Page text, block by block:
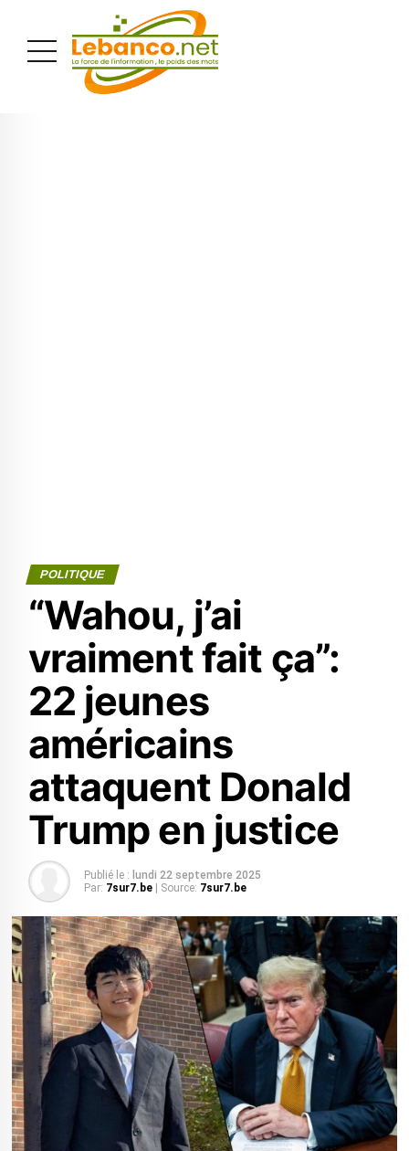
POLITIQUE
“Wahou, j’ai
vraiment fait ça”:
22 jeunes
américains
attaquent Donald
Trump en justice
Publié le : lundi 22 septembre 2025
Par: 7sur7.be | Source: 7sur7.be